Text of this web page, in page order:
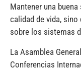
Mantener una
calidad de vida,
sobre los sistemas
La Asamblea
Conferencias